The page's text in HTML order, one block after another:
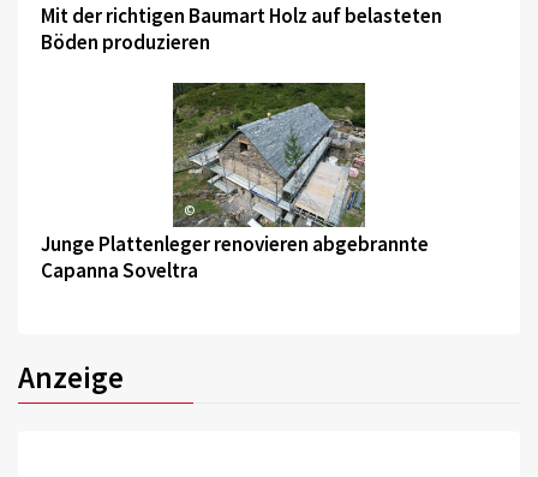
Mit der richtigen Baumart Holz auf belasteten
Böden produzieren
©
Junge Plattenleger renovieren abgebrannte
Capanna Soveltra
Anzeige